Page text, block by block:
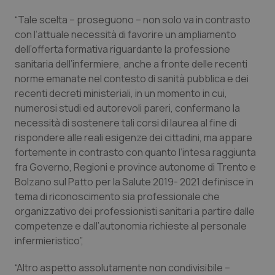
Puglia
Sardegna
Sicilia
Toscana
Umbria
Valle D’Aosta
Veneto
Malattie rare
Malattia di Crohn & Rettocolite Ulcerosa
Neuroscienze & patologie neurodegenerative
Obesità
Oftalmologia
Oncodermatologia
Oncoematologia
Oncologia & Nutrizione
“Tale scelta – proseguono – non solo va in contrasto
con l’attuale necessità di favorire un ampliamento
dell’offerta formativa riguardante la professione
sanitaria dell’infermiere, anche a fronte delle recenti
norme emanate nel contesto di sanità pubblica e dei
recenti decreti ministeriali, in un momento in cui,
numerosi studi ed autorevoli pareri, confermano la
necessità di sostenere tali corsi di laurea al fine di
rispondere alle reali esigenze dei cittadini, ma appare
fortemente in contrasto con quanto l’intesa raggiunta
fra Governo, Regioni e province autonome di Trento e
Bolzano sul Patto per la Salute 2019- 2021 definisce in
tema di riconoscimento sia professionale che
organizzativo dei professionisti sanitari a partire dalle
competenze e dall’autonomia richieste al personale
infermieristico”,
“Altro aspetto assolutamente non condivisibile –